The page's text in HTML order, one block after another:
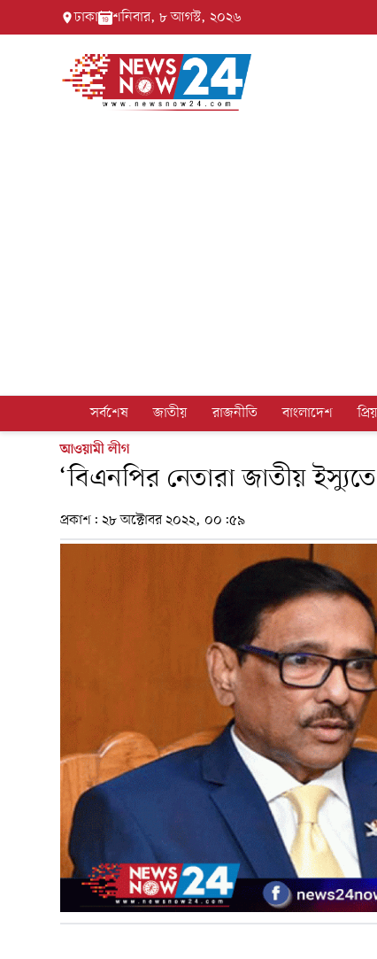
ঢাকা শনিবার, ৮ আগস্ট, ২০২৬
সর্বশেষ জাতীয় রাজনীতি বাংলাদেশ
আওয়ামী লীগ
‘বিএনপির নেতারা জাতীয় ইস্যুতে
প্রকাশ: ২৮ অক্টোবর ২০২২, ০০:৫৯